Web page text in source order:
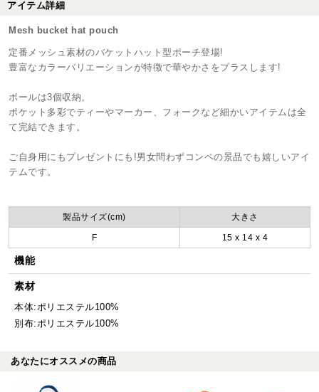
アイテム詳細
Mesh bucket hat pouch
定番メッシュ素材のバケットハット型ポーチ登場!
豊富なカラーバリエーションが特徴で華やかさをプラスします!
ボールは3個収納。
ポケット多彩でティーやマーカー、フォークなど細かいアイテムは全
て完結できます。
ご自身用にもプレゼントにも!男女問わずコンペの景品でも嬉しいアイ
テムです。
製品サイズ(cm) 大きさ
F 15 x 14 x 4
機能
素材
本体:ポリエステル100%
別布:ポリエステル100%
あなたにオススメの商品